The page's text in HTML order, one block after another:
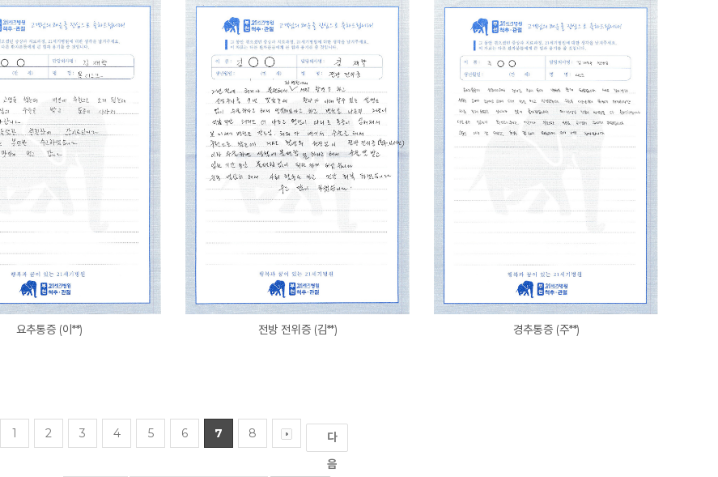
요추통증 (이**) 전방 전위증 (김**) 경추통증 (주**)
1 2 3 4 5 6 7 8
다
음